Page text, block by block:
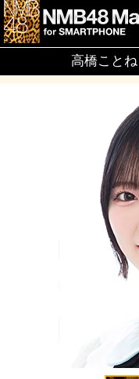
高橋こと